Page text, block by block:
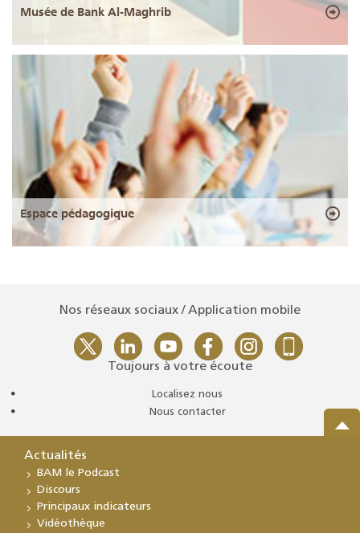
Musée de Bank Al-Maghrib
Espace pédagogique
Nos réseaux sociaux / Application mobile
Toujours à votre écoute
Localisez nous
Nous contacter
Actualités
BAM le Podcast
Discours
Principaux indicateurs
Vidéothèque